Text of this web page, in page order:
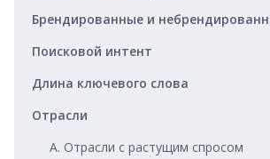
Брендированные и
Поисковой интент
Длина ключевого слова
Отрасли
A. Отрасли с растущим спросом